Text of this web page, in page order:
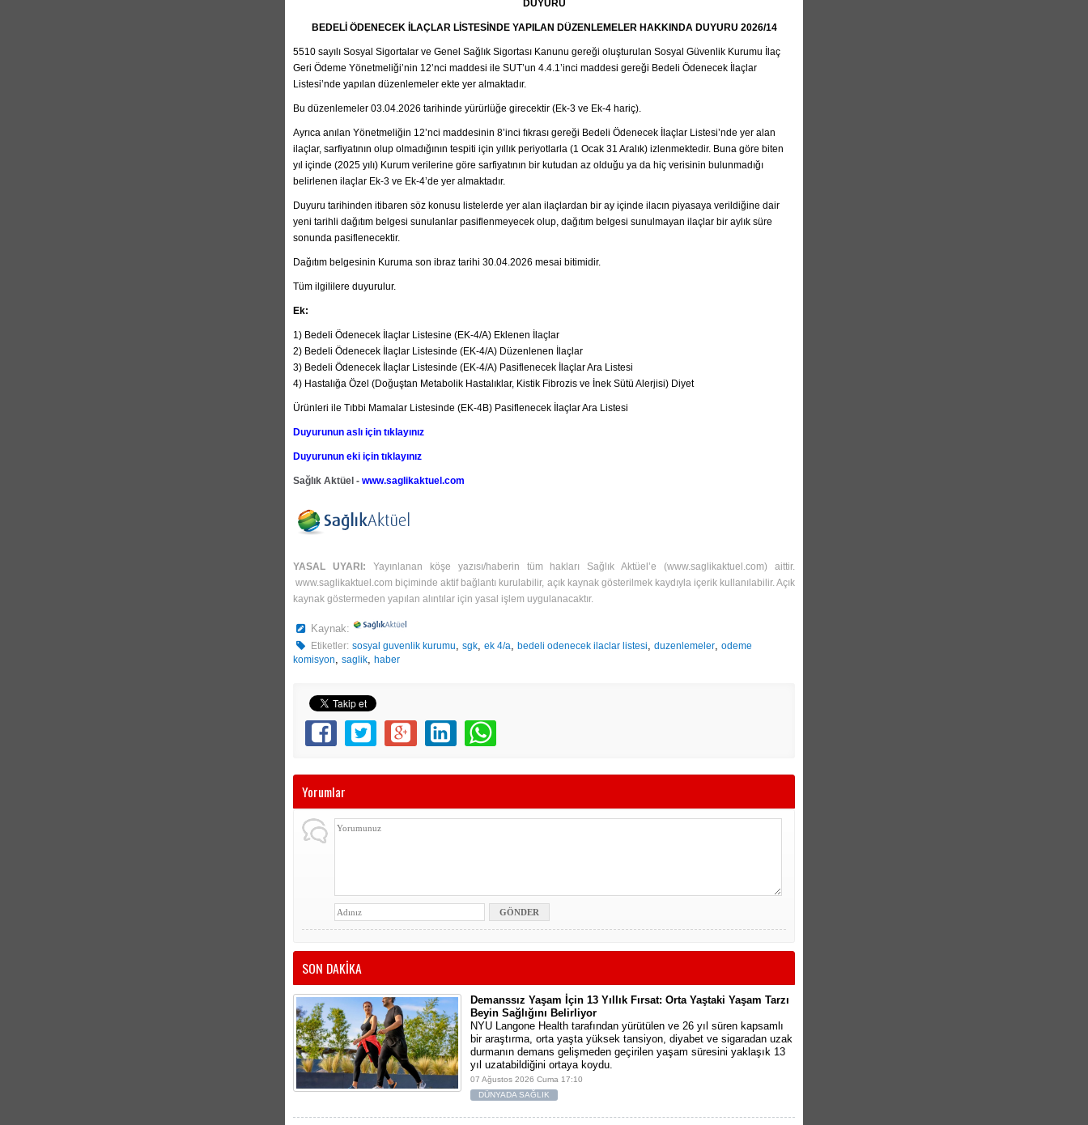
DUYURU
BEDELİ ÖDENECEK İLAÇLAR LİSTESİNDE YAPILAN DÜZENLEMELER HAKKINDA DUYURU 2026/14
5510 sayılı Sosyal Sigortalar ve Genel Sağlık Sigortası Kanunu gereği oluşturulan Sosyal Güvenlik Kurumu İlaç
Geri Ödeme Yönetmeliği’nin 12’nci maddesi ile SUT’un 4.4.1’inci maddesi gereği Bedeli Ödenecek İlaçlar
Listesi’nde yapılan düzenlemeler ekte yer almaktadır.
Bu düzenlemeler 03.04.2026 tarihinde yürürlüğe girecektir (Ek-3 ve Ek-4 hariç).
Ayrıca anılan Yönetmeliğin 12’nci maddesinin 8’inci fıkrası gereği Bedeli Ödenecek İlaçlar Listesi’nde yer alan
ilaçlar, sarfiyatının olup olmadığının tespiti için yıllık periyotlarla (1 Ocak 31 Aralık) izlenmektedir. Buna göre biten
yıl içinde (2025 yılı) Kurum verilerine göre sarfiyatının bir kutudan az olduğu ya da hiç verisinin bulunmadığı
belirlenen ilaçlar Ek-3 ve Ek-4’de yer almaktadır.
Duyuru tarihinden itibaren söz konusu listelerde yer alan ilaçlardan bir ay içinde ilacın piyasaya verildiğine dair
yeni tarihli dağıtım belgesi sunulanlar pasiflenmeyecek olup, dağıtım belgesi sunulmayan ilaçlar bir aylık süre
sonunda pasiflenecektir.
Dağıtım belgesinin Kuruma son ibraz tarihi 30.04.2026 mesai bitimidir.
Tüm ilgililere duyurulur.
Ek:
1) Bedeli Ödenecek İlaçlar Listesine (EK-4/A) Eklenen İlaçlar
2) Bedeli Ödenecek İlaçlar Listesinde (EK-4/A) Düzenlenen İlaçlar
3) Bedeli Ödenecek İlaçlar Listesinde (EK-4/A) Pasiflenecek İlaçlar Ara Listesi
4) Hastalığa Özel (Doğuştan Metabolik Hastalıklar, Kistik Fibrozis ve İnek Sütü Alerjisi) Diyet
Ürünleri ile Tıbbi Mamalar Listesinde (EK-4B) Pasiflenecek İlaçlar Ara Listesi
Duyurunun aslı için tıklayınız
Duyurunun eki için tıklayınız
Sağlık Aktüel - www.saglikaktuel.com
YASAL UYARI: Yayınlanan köşe yazısı/haberin tüm hakları Sağlık Aktüel’e (www.saglikaktuel.com) aittir.
www.saglikaktuel.com biçiminde aktif bağlantı kurulabilir, açık kaynak gösterilmek kaydıyla içerik kullanılabilir. Açık
kaynak göstermeden yapılan alıntılar için yasal işlem uygulanacaktır.
Kaynak:
Etiketler: sosyal guvenlik kurumu,sgk,ek 4/a,bedeli odenecek ilaclar listesi,duzenlemeler,odeme
komisyon, saglik, haber
Yorumlar
SON DAKİKA
Demanssız Yaşam İçin 13 Yıllık Fırsat: Orta Yaştaki Yaşam Tarzı
Beyin Sağlığını Belirliyor
NYU Langone Health tarafından yürütülen ve 26 yıl süren kapsamlı
bir araştırma, orta yaşta yüksek tansiyon, diyabet ve sigaradan uzak
durmanın demans gelişmeden geçirilen yaşam süresini yaklaşık 13
yıl uzatabildiğini ortaya koydu.
07 Ağustos 2026 Cuma 17:10
DÜNYADA SAĞLIK